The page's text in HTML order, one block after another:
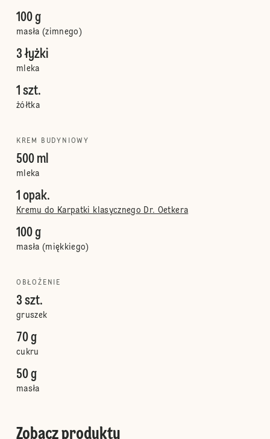
100 g
masła (zimnego)
3 łyżki
mleka
1 szt.
żółtka
KREM BUDYNIOWY
500 ml
mleka
1 opak.
Kremu do Karpatki klasycznego Dr. Oetkera
100 g
masła (miękkiego)
OBŁOŻENIE
3 szt.
gruszek
70 g
cukru
50 g
masła
Zobacz produkty